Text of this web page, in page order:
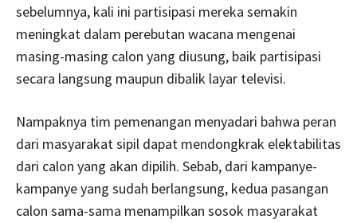
sebelumnya, kali ini partisipasi mereka semakin
meningkat dalam perebutan wacana mengenai
masing-masing calon yang diusung, baik partisipasi
secara langsung maupun dibalik layar televisi.
Nampaknya tim pemenangan menyadari bahwa peran
dari masyarakat sipil dapat mendongkrak elektabilitas
dari calon yang akan dipilih. Sebab, dari kampanye-
kampanye yang sudah berlangsung, kedua pasangan
calon sama-sama menampilkan sosok masyarakat